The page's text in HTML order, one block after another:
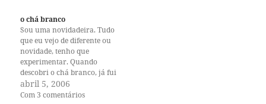
o chá branco
Sou uma novidadeira. Tudo
que eu vejo de diferente ou
novidade, tenho que
experimentar. Quando
descobri o chá branco, já fui
logo comprando. Ele é um
chá mais caro, mas o sabor é
abril 5, 2006
Com 3 comentários